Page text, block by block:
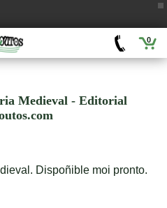
0
Medieval - Editorial
Dispoñible moi pronto.